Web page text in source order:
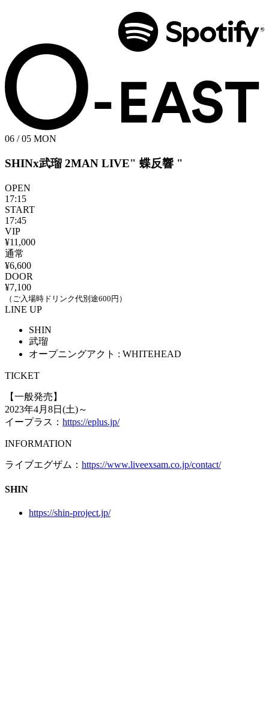
06 / 05 MON
SHINx武瑠 2MAN LIVE" 蝶反響 "
OPEN
17:15
START
17:45
VIP
¥11,000
通常
¥6,600
DOOR
¥7,100
（ご入場時ドリンク代別途600円）
LINE UP
SHIN
武瑠
オープニングアクト : WHITEHEAD
TICKET
【一般発売】
2023年4月8日(土)～
イープラス： https://eplus.jp/
INFORMATION
ライブエグザム： https://www.liveexsam.co.jp/contact/
SHIN
https://shin-project.jp/